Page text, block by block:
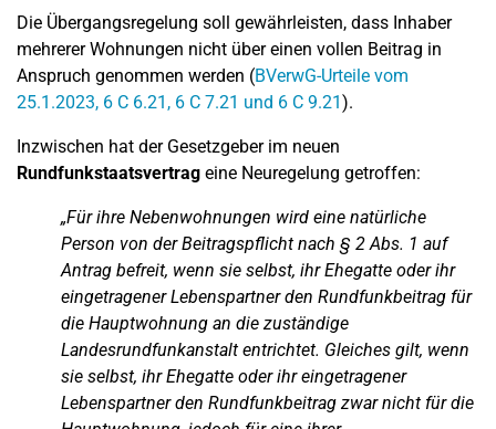
Die Übergangsregelung soll gewährleisten, dass Inhaber
mehrerer Wohnungen nicht über einen vollen Beitrag in
Anspruch genommen werden (BVerwG-Urteile vom
25.1.2023, 6 C 6.21, 6 C 7.21 und 6 C 9.21).
Inzwischen hat der Gesetzgeber im neuen
Rundfunkstaatsvertrag eine Neuregelung getroffen:
„Für ihre Nebenwohnungen wird eine natürliche
Person von der Beitragspflicht nach § 2 Abs. 1 auf
Antrag befreit, wenn sie selbst, ihr Ehegatte oder ihr
eingetragener Lebenspartner den Rundfunkbeitrag für
die Hauptwohnung an die zuständige
Landesrundfunkanstalt entrichtet. Gleiches gilt, wenn
sie selbst, ihr Ehegatte oder ihr eingetragener
Lebenspartner den Rundfunkbeitrag zwar nicht für die